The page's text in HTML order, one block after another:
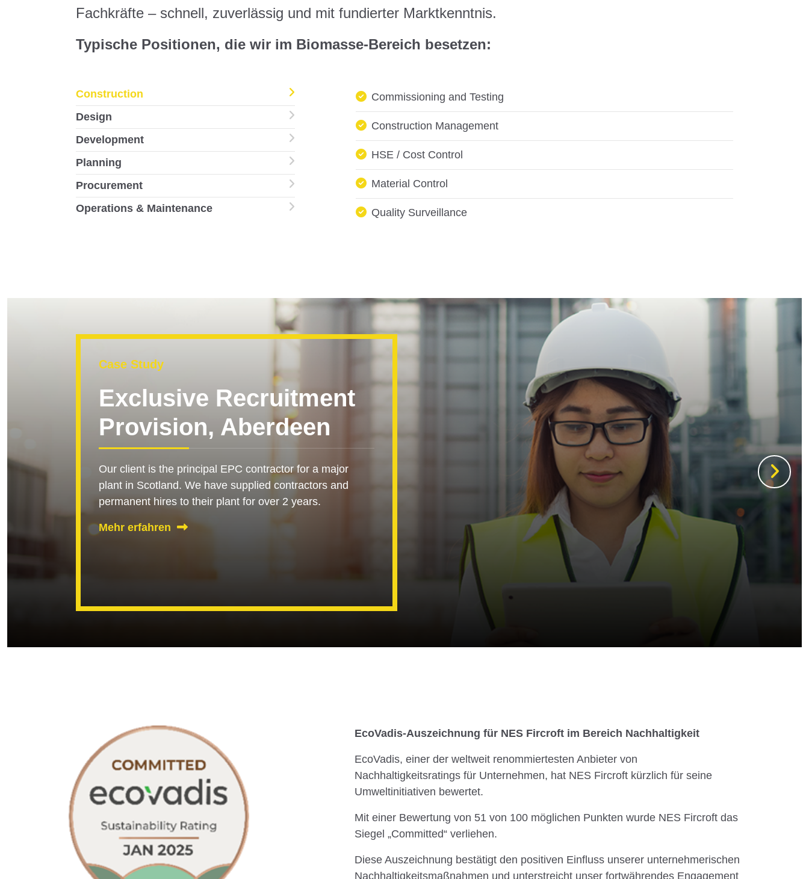
Fachkräfte – schnell, zuverlässig und mit fundierter Marktkenntnis.
Typische Positionen, die wir im Biomasse-Bereich besetzen:
Construction
Design
Development
Planning
Procurement
Operations & Maintenance
Commissioning and Testing
Construction Management
HSE / Cost Control
Material Control
Quality Surveillance
Case Study
Exclusive Recruitment
Provision, Aberdeen
Our client is the principal EPC contractor for a major
plant in Scotland. We have supplied contractors and
permanent hires to their plant for over 2 years.
Mehr erfahren
EcoVadis-Auszeichnung für NES Fircroft im Bereich Nachhaltigkeit
EcoVadis, einer der weltweit renommiertesten Anbieter von
Nachhaltigkeitsratings für Unternehmen, hat NES Fircroft kürzlich für seine
Umweltinitiativen bewertet.
Mit einer Bewertung von 51 von 100 möglichen Punkten wurde NES Fircroft das
Siegel „Committed“ verliehen.
Diese Auszeichnung bestätigt den positiven Einfluss unserer unternehmerischen
Nachhaltigkeitsmaßnahmen und unterstreicht unser fortwährendes Engagement